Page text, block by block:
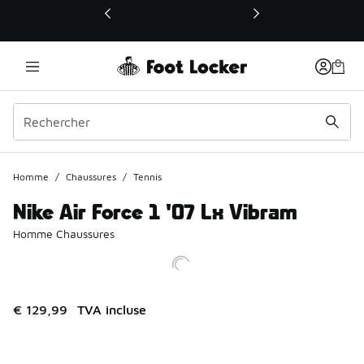
Ce lien ouvrira une nouvelle fenêtre
Homme / Chaussures / Tennis
Nike Air Force 1 '07 Lx Vibram
Homme Chaussures
€ 129,99 TVA incluse